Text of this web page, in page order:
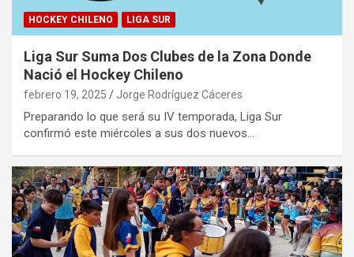
HOCKEY CHILENO LIGA SUR
Liga Sur Suma Dos Clubes de la Zona Donde
Nació el Hockey Chileno
febrero 19, 2025 Jorge Rodríguez Cáceres
Preparando lo que será su IV temporada, Liga Sur
confirmó este miércoles a sus dos nuevos…